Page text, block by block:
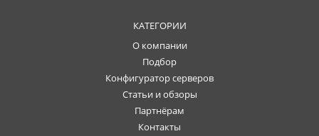
КАТЕГОРИИ
О компании
Подбор
Конфигуратор серверов
Статьи и обзоры
Партнёрам
Контакты